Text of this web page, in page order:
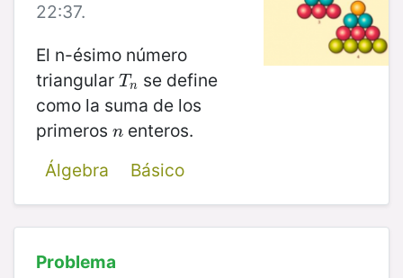
22:37.
El n-ésimo número
triangular T n
Tn se define
como la suma de los
primeros n
n enteros.
Álgebra
Básico
Problema